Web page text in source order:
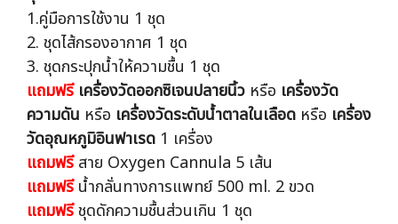
1.คู่มือการใช้งาน 1 ชุด
2. ชุดไส้กรองอากาศ 1 ชุด
3. ชุดกระปุกน้ำให้ความชื้น 1 ชุด
แถมฟรี เครื่องวัดออกซิเจนปลายนิ้ว หรือ เครื่องวัด
ความดัน หรือ เครื่องวัดระดับน้ำตาลในเลือด หรือ เครื่อง
วัดอุณหภูมิอินฟาเรด 1 เครื่อง
แถมฟรีสาย Oxygen Cannula 5 เส้น
แถมฟรีน้ำกลั่นทางการแพทย์ 500 ml. 2 ขวด
แถมฟรีชุดดักความชื้นส่วนเกิน 1 ชุด